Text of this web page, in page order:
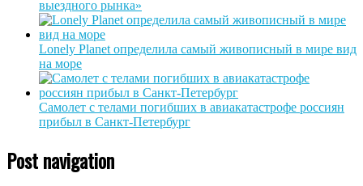
выездного рынка»
Lonely Planet определила самый живописный в мире вид
на море
Самолет с телами погибших в авиакатастрофе россиян
прибыл в Санкт-Петербург
Post navigation